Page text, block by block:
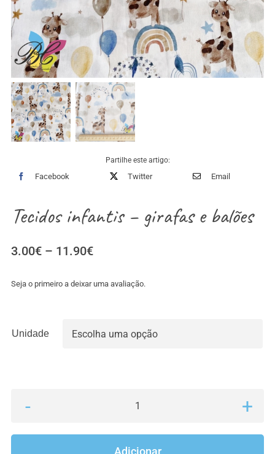
Partilhe este artigo:
Facebook Twitter Email
Tecidos infantis – girafas e balões
3.00€ – 11.90€Price
3.00€
Seja o primeiro a deixar uma avaliação.
Unidade
Tecidos